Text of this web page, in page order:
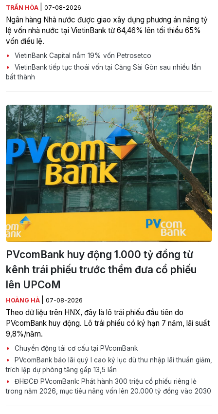
TRẦN HÒA 07-08-2026
Ngân hàng Nhà nước được giao xây dựng phương án nâng tỷ
lệ vốn nhà nước tại VietinBank từ 64,46% lên tối thiểu 65%
vốn điều lệ.
VietinBank Capital nắm 19% vốn Petrosetco
VietinBank tiếp tục thoái vốn tại Cảng Sài Gòn sau nhiều lần
bất thành
PVcomBank huy động 1.000 tỷ đồng từ
kênh trái phiếu trước thềm đưa cổ phiếu
lên UPCoM
HOÀNG HÀ 07-08-2026
Theo dữ liệu trên HNX, đây là lô trái phiếu đầu tiên do
PVcomBank huy động. Lô trái phiếu có ký hạn 7 năm, lãi suất
9,8%/năm.
Chuyển động tái cơ cấu tại PVcomBank
PVcomBank báo lãi quý I cao kỷ lục dù thu nhập lãi thuần giảm,
trích lập dự phòng tăng gấp 13,5 lần
ĐHĐCĐ PVcomBank: Phát hành 300 triệu cổ phiếu riêng lẻ
trong năm 2026, mục tiêu nâng vốn lên 20.000 tỷ đồng vào 2030